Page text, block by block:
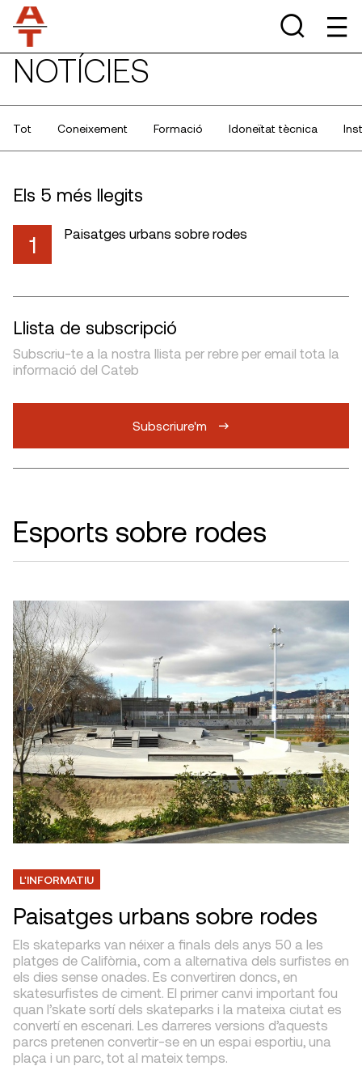
NOTÍCIES
Tot Coneixement Formació Idoneïtat tècnica
Els 5 més llegits
1 Paisatges urbans sobre rodes
Llista de subscripció
Subscriu-te a la nostra llista per rebre per email tota la
informació del Cateb
Subscriure'm
Esports sobre rodes
L'INFORMATIU
Paisatges urbans sobre rodes
Els skateparks van néixer a finals dels anys 50 a les
platges de Califòrnia, com a alternativa dels surfistes en
els dies sense onades. Es convertiren doncs, en
skatesurfistes de ciment. El primer canvi important fou
quan l’skate sortí dels skateparks i la mateixa ciutat es
convertí en escenari. Les darreres versions d’aquests
parcs pretenen convertir-se en un espai esportiu, una
plaça i un parc, tot al mateix temps.